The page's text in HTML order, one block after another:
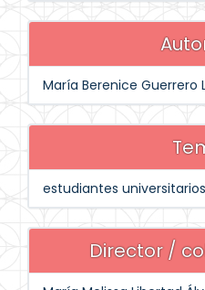
María Berenice Guerrero
estudiantes
Director /